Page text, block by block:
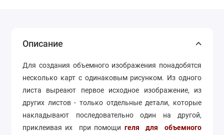
Описание
Для создания объемного изображения понадобятся
несколько карт с одинаковым рисунком. Из одного
листа выреают первое исходное изображение, из
других листов - только отдельные детали, которые
накладывают последовательно один на другой,
приклеивая их при помощи геля для объемного